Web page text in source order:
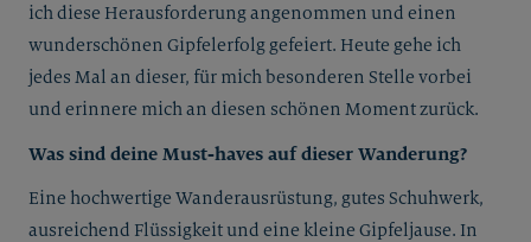
ich diese Herausforderung angenommen und einen
wunderschönen Gipfelerfolg gefeiert. Heute gehe ich
jedes Mal an dieser, für mich besonderen Stelle vorbei
und erinnere mich an diesen schönen Moment zurück.
Was sind deine Must-haves auf dieser Wanderung?
Eine hochwertige Wanderausrüstung, gutes Schuhwerk,
ausreichend Flüssigkeit und eine kleine Gipfeljause. In